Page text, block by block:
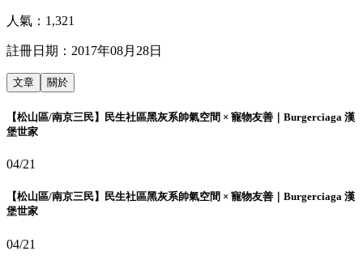
人氣： 1,321
註冊日期： 2017年08月28日
文章 關於
【松山區/南京三民】民生社區黑灰系帥氣空間 × 寵物友善｜Burgerciaga 漢
堡世家
04/21
【松山區/南京三民】民生社區黑灰系帥氣空間 × 寵物友善｜Burgerciaga 漢
堡世家
04/21